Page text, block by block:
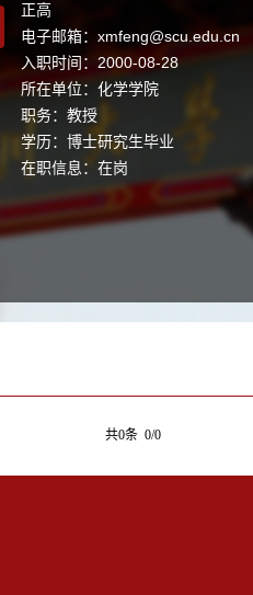
正高
电子邮箱： xmfeng@scu.edu.cn
入职时间：2000-08-28
所在单位：化学学院
职务：教授
学历：博士研究生毕业
在职信息：在岗
共0条 0/0